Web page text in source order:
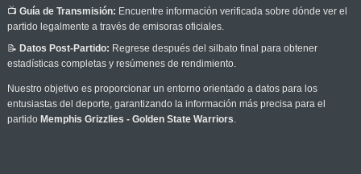
📺 Guía de Transmisión: Encuentre información verificada sobre dónde ver el
partido legalmente a través de emisoras oficiales.
📝 Datos Post-Partido: Regrese después del silbato final para obtener
estadísticas completas y resúmenes de rendimiento.
Nuestro objetivo es proporcionar un entorno orientado a datos para los
entusiastas del deporte, garantizando la información más precisa para el
partido Memphis Grizzlies - Golden State Warriors.